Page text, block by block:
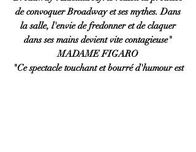
de convoquer Broadway et ses mythes. Dans
la salle, l'envie de fredonner et de claquer
dans ses mains devient vite contagieuse"
MADAME FIGARO
"Ce spectacle touchant et bourré d'humour est